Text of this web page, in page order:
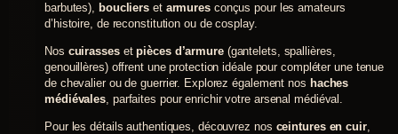
barbutes), boucliers et armuresconçus pour les amateurs
d’histoire, de reconstitution ou de cosplay.
Nos cuirassesetpièces d’armure(gantelets, spallières,
genouillères) offrent une protection idéale pour compléter une tenue
de chevalier ou de guerrier. Explorez également nos haches
médiévales, parfaites pour enrichir votre arsenal médiéval.
Pour les détails authentiques, découvrez nos ceintures en cuir,